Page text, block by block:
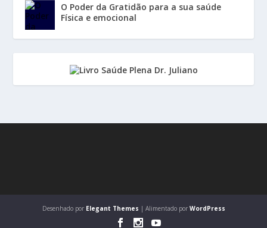
O Poder da Gratidão para a sua saúde
Física e emocional
Desenhado por Elegant Themes | Alimentado por WordPress